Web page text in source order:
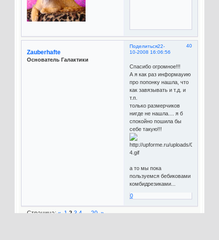
Поделиться 40
22-
10-2008 16:06:56
Zauberhafte
Основатель Галактики
Спасибо огромное!!!
А я как раз информауию
про попонку нашла, что
как завязывать и т.д. и
т.п.
только размерчиков
нигде не нашла.... я б
спокойно пошила бы
себе такую!!!
а то мы пока
пользуемся бебиковами
комбидрезиками...
0
Страница:« 1 2 3 4 … 20 »